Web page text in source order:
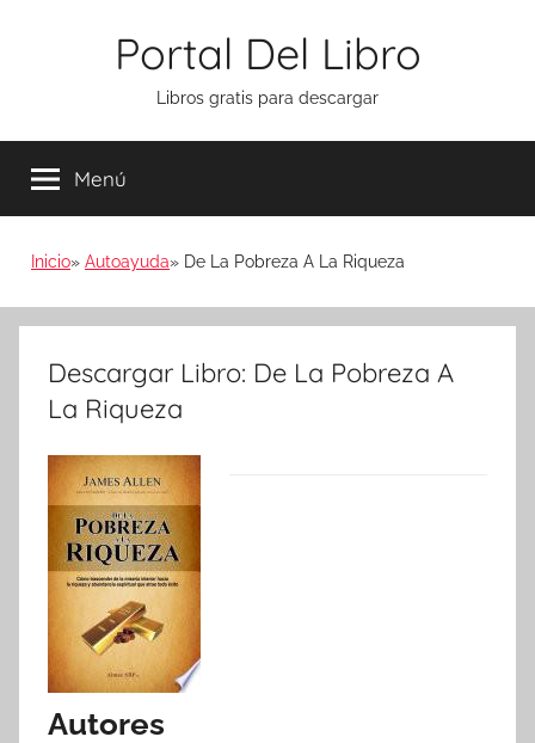
Portal Del Libro
Libros gratis para descargar
Menú
Inicio Autoayuda De La Pobreza A La Riqueza
Descargar Libro: De La Pobreza A
La Riqueza
Autores